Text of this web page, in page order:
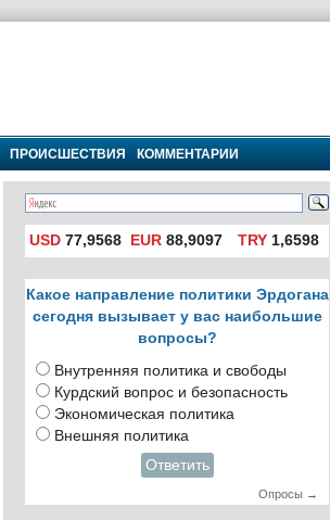
ПРОИСШЕСТВИЯ КОММЕНТАРИИ
USD 77,9568 EUR 88,9097 TRY1,6598
Какое направление политики Эрдогана
сегодня вызывает у вас наибольшие
вопросы?
Внутренняя политика и свободы
Курдский вопрос и безопасность
Экономическая политика
Внешняя политика
Ответить
Опросы →